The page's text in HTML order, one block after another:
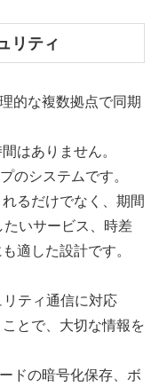
リティ
的な複数拠点で同期
はありません。
のシステムです。
るだけでなく、期間
いサービス、時差
適した設計です。
ティ通信に対応
とで、大切な情報を
ドの暗号化保存、ボ